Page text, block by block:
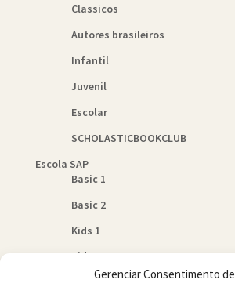
Gerenciar Consentimento de
Classicos
Autores brasileiros
Infantil
Juvenil
Escolar
SCHOLASTICBOOKCLUB
Escola SAP
Basic 1
Basic 2
Kids 1
Kids 2
Quem Somos